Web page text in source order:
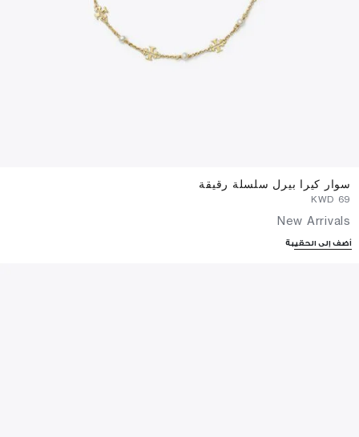
سوار كيرا بيرل سلسلة رقيقة
New Arrivals
أضف إلى الحقيبة